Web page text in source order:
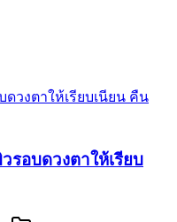
รอบดวงตาให้เรียบ